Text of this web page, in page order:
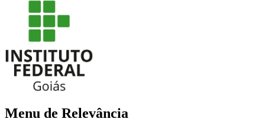
Menu de Relevância